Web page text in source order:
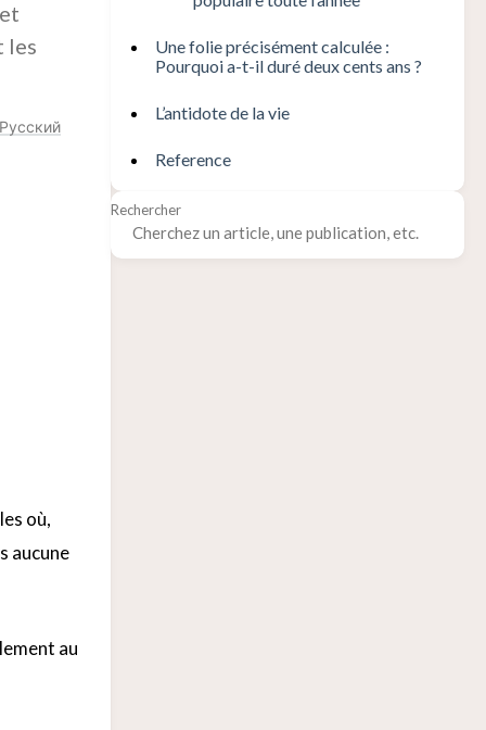
Une folie précisément calculée :
Pourquoi a-t-il duré deux cents ans ?
L’antidote de la vie
Reference
Rechercher
les
Русский
où,
aucune
au